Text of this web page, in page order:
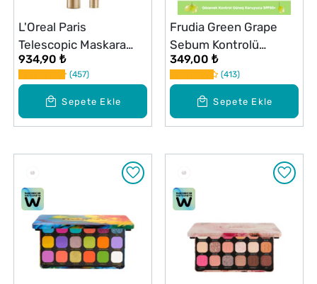
Sepete Ekle
L'Oreal Paris
Telescopic Maskara
Gold Black
934,90 ₺
457
Sepete Ekle
Frudia Green Grape
Sebum Kontrolü
Sağlayan Serinletici
Yüz Güneş Kremi
SPF50+ PA++++ 50g
349,00 ₺
413